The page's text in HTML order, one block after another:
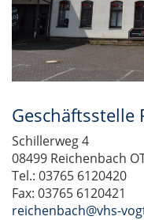
Geschäftsstelle
Schillerweg 4
08499 Reichenbach
Tel.: 03765 6120420
Fax: 03765 6120421
reichenbach@vhs-